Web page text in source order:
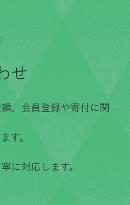
せ
、会員登録や寄付に関
す。
に対応します。